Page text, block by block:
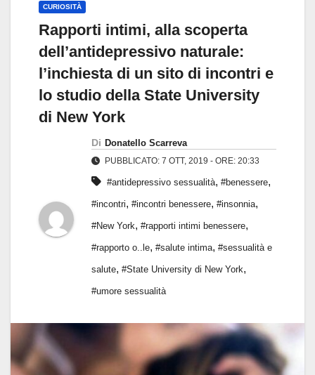
CURIOSITÀ
Rapporti intimi, alla scoperta
dell’antidepressivo naturale:
l’inchiesta di un sito di incontri e
lo studio della State University
di New York
Di Donatello Scarreva
PUBBLICATO: 7 OTT, 2019 - ORE: 20:33
#antidepressivo sessualità, #benessere,
#incontri, #incontri benessere, #insonnia,
#New York, #rapporti intimi benessere,
#rapporto o..le, #salute intima, #sessualità e
salute, #State University di New York,
#umore sessualità